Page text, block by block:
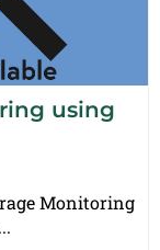
using
Monitoring